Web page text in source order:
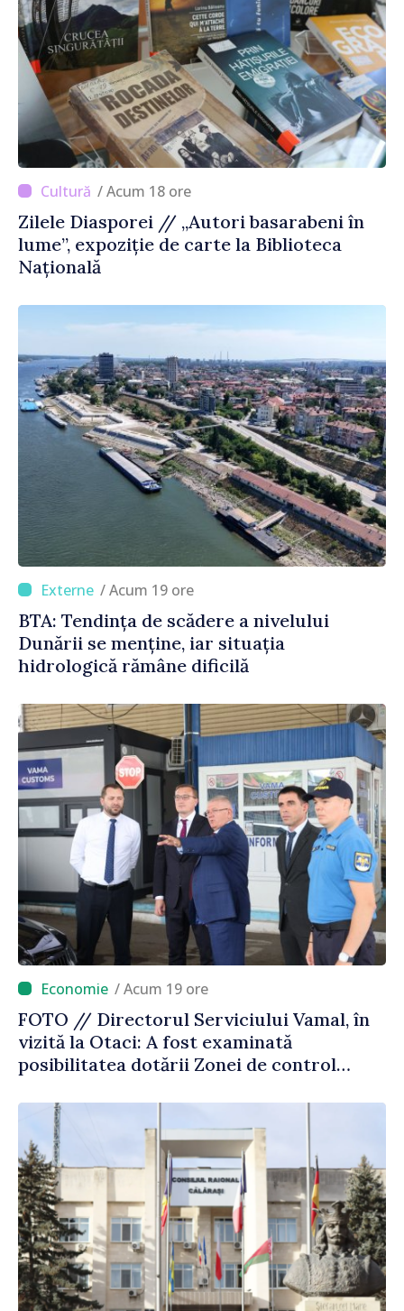
/ Acum 18 ore
Zilele Diasporei // „Autori basarabeni în
lume”, expoziție de carte la Biblioteca
Națională
/ Acum 19 ore
BTA: Tendința de scădere a nivelului
Dunării se menține, iar situația
hidrologică rămâne dificilă
/ Acum 19 ore
FOTO // Directorul Serviciului Vamal, în
vizită la Otaci: A fost examinată
posibilitatea dotării Zonei de control